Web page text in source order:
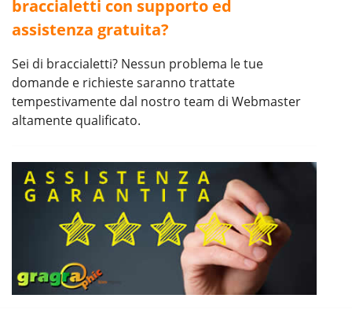
braccialetti con supporto ed
assistenza gratuita?
Sei di braccialetti? Nessun problema le tue
domande e richieste saranno trattate
tempestivamente dal nostro team di Webmaster
altamente qualificato.